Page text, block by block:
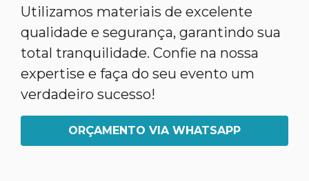
Utilizamos materiais de excelente
qualidade e segurança, garantindo sua
total tranquilidade. Confie na nossa
expertise e faça do seu evento um
verdadeiro sucesso!
ORÇAMENTO VIA WHATSAPP